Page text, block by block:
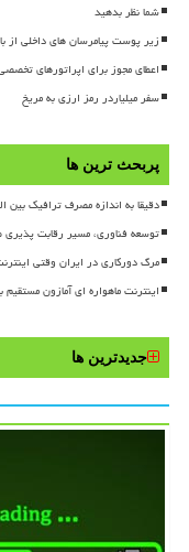
شما نظر بدهید
زیر پوست پیامرسان های داخلی از
اعطای مجوز برای اپراتورهای
سفر میلیاردر رمز ارزی به مریخ
پربحث ترین ها
دقیقا به اندازه مصرف ترافیک
توسعه فناوری، مسیر رقابت
مرگ دورکاری در ایران وقتی
اینترنت ماهواره ای آمازون
جدیدترین ها